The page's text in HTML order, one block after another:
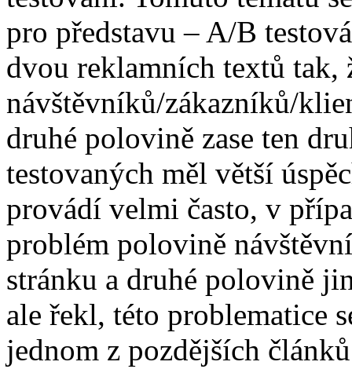
pro představu – A/B
dvou reklamních textů tak,
návštěvníků/zákazníků/
druhé polovině zase ten
testovaných měl větší
provádí velmi často, v
problém polovině
stránku a druhé polovině
ale řekl, této problematice
jednom z pozdějších